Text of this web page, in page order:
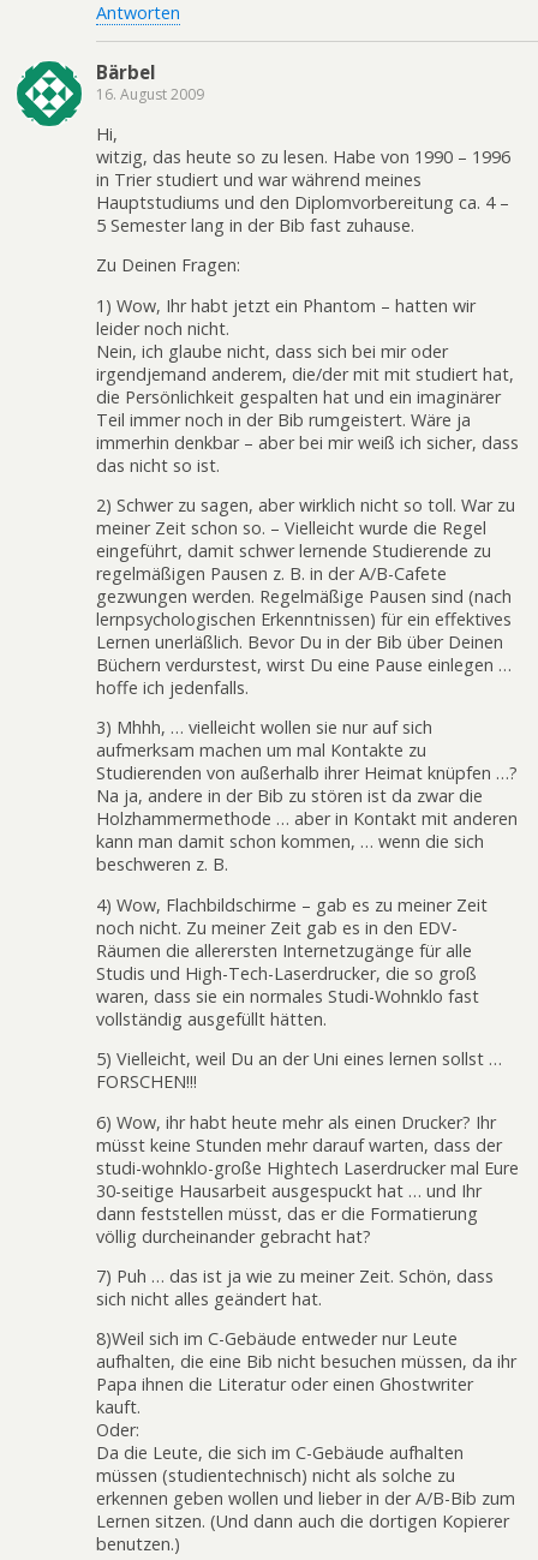
Antworten
Bärbel
16. August 2009
Hi,
witzig, das heute so zu lesen. Habe von 1990 – 1996
in Trier studiert und war während meines
Hauptstudiums und den Diplomvorbereitung ca. 4 –
5 Semester lang in der Bib fast zuhause.
Zu Deinen Fragen:
1) Wow, Ihr habt jetzt ein Phantom – hatten wir
leider noch nicht.
Nein, ich glaube nicht, dass sich bei mir oder
irgendjemand anderem, die/der mit mit studiert hat,
die Persönlichkeit gespalten hat und ein imaginärer
Teil immer noch in der Bib rumgeistert. Wäre ja
immerhin denkbar – aber bei mir weiß ich sicher, dass
das nicht so ist.
2) Schwer zu sagen, aber wirklich nicht so toll. War zu
meiner Zeit schon so. – Vielleicht wurde die Regel
eingeführt, damit schwer lernende Studierende zu
regelmäßigen Pausen z. B. in der A/B-Cafete
gezwungen werden. Regelmäßige Pausen sind (nach
lernpsychologischen Erkenntnissen) für ein effektives
Lernen unerläßlich. Bevor Du in der Bib über Deinen
Büchern verdurstest, wirst Du eine Pause einlegen …
hoffe ich jedenfalls.
3) Mhhh, … vielleicht wollen sie nur auf sich
aufmerksam machen um mal Kontakte zu
Studierenden von außerhalb ihrer Heimat knüpfen …?
Na ja, andere in der Bib zu stören ist da zwar die
Holzhammermethode … aber in Kontakt mit anderen
kann man damit schon kommen, … wenn die sich
beschweren z. B.
4) Wow, Flachbildschirme – gab es zu meiner Zeit
noch nicht. Zu meiner Zeit gab es in den EDV-
Räumen die allerersten Internetzugänge für alle
Studis und High-Tech-Laserdrucker, die so groß
waren, dass sie ein normales Studi-Wohnklo fast
vollständig ausgefüllt hätten.
5) Vielleicht, weil Du an der Uni eines lernen sollst …
FORSCHEN!!!
6) Wow, ihr habt heute mehr als einen Drucker? Ihr
müsst keine Stunden mehr darauf warten, dass der
studi-wohnklo-große Hightech Laserdrucker mal Eure
30-seitige Hausarbeit ausgespuckt hat … und Ihr
dann feststellen müsst, das er die Formatierung
völlig durcheinander gebracht hat?
7) Puh … das ist ja wie zu meiner Zeit. Schön, dass
sich nicht alles geändert hat.
8)Weil sich im C-Gebäude entweder nur Leute
aufhalten, die eine Bib nicht besuchen müssen, da ihr
Papa ihnen die Literatur oder einen Ghostwriter
kauft.
Oder:
Da die Leute, die sich im C-Gebäude aufhalten
müssen (studientechnisch) nicht als solche zu
erkennen geben wollen und lieber in der A/B-Bib zum
Lernen sitzen. (Und dann auch die dortigen Kopierer
benutzen.)